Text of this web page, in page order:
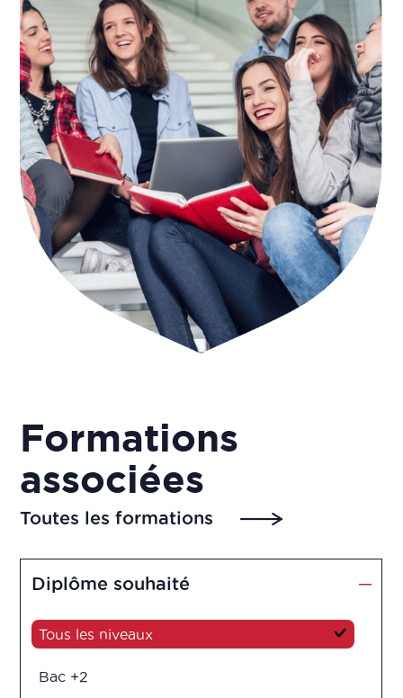
Formations
associées
Toutes les formations
Diplôme souhaité
Tous les niveaux
Bac +2